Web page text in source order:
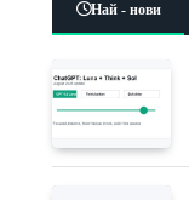
Най - нови